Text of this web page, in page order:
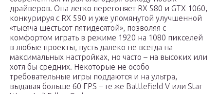
драйверов. Она легко перегоняет RX 580 и GTX 1060,
конкурируя с RX 590 и уже упомянутой улучшенной
«тысяча шестьсот пятидесятой», позволяя с
комфортом играть в режиме 1920 на 1080 пикселей
в любые проекты, пусть далеко не всегда на
максимальных настройках, но часто – на высоких или
хотя бы средних. Некоторые не особо
требовательные игры поддаются и на ультра,
выдавая больше 60 FPS – те же Battlefield V или Star